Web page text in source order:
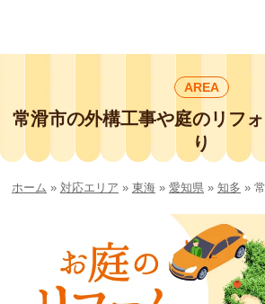
外構工事や庭リフォーム
No.1チェーン店の
smileガーデンプチ庭づ
任せください！
AREA
常滑市の外構工事や庭のリフ
り
ホーム » 対応エリア » 東海 » 愛知県 » 知多 »